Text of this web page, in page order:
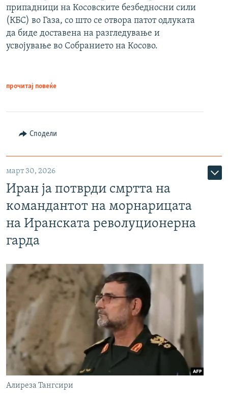
припадници на Косовските безбедносни сили
(КБС) во Газа, со што се отвора патот одлуката
да биде доставена на разгледување и
усвојување во Собранието на Косово.
прочитај повеќе
Сподели
март 30, 2026
Иран ја потврди смртта на
командантот на морнарицата
на Иранската револуционерна
гарда
Алиреза Тангсири